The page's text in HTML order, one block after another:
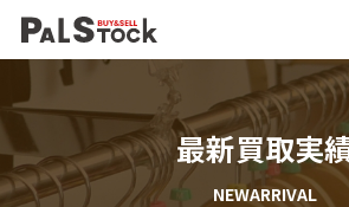
最新買取実
NEWARRIVAL